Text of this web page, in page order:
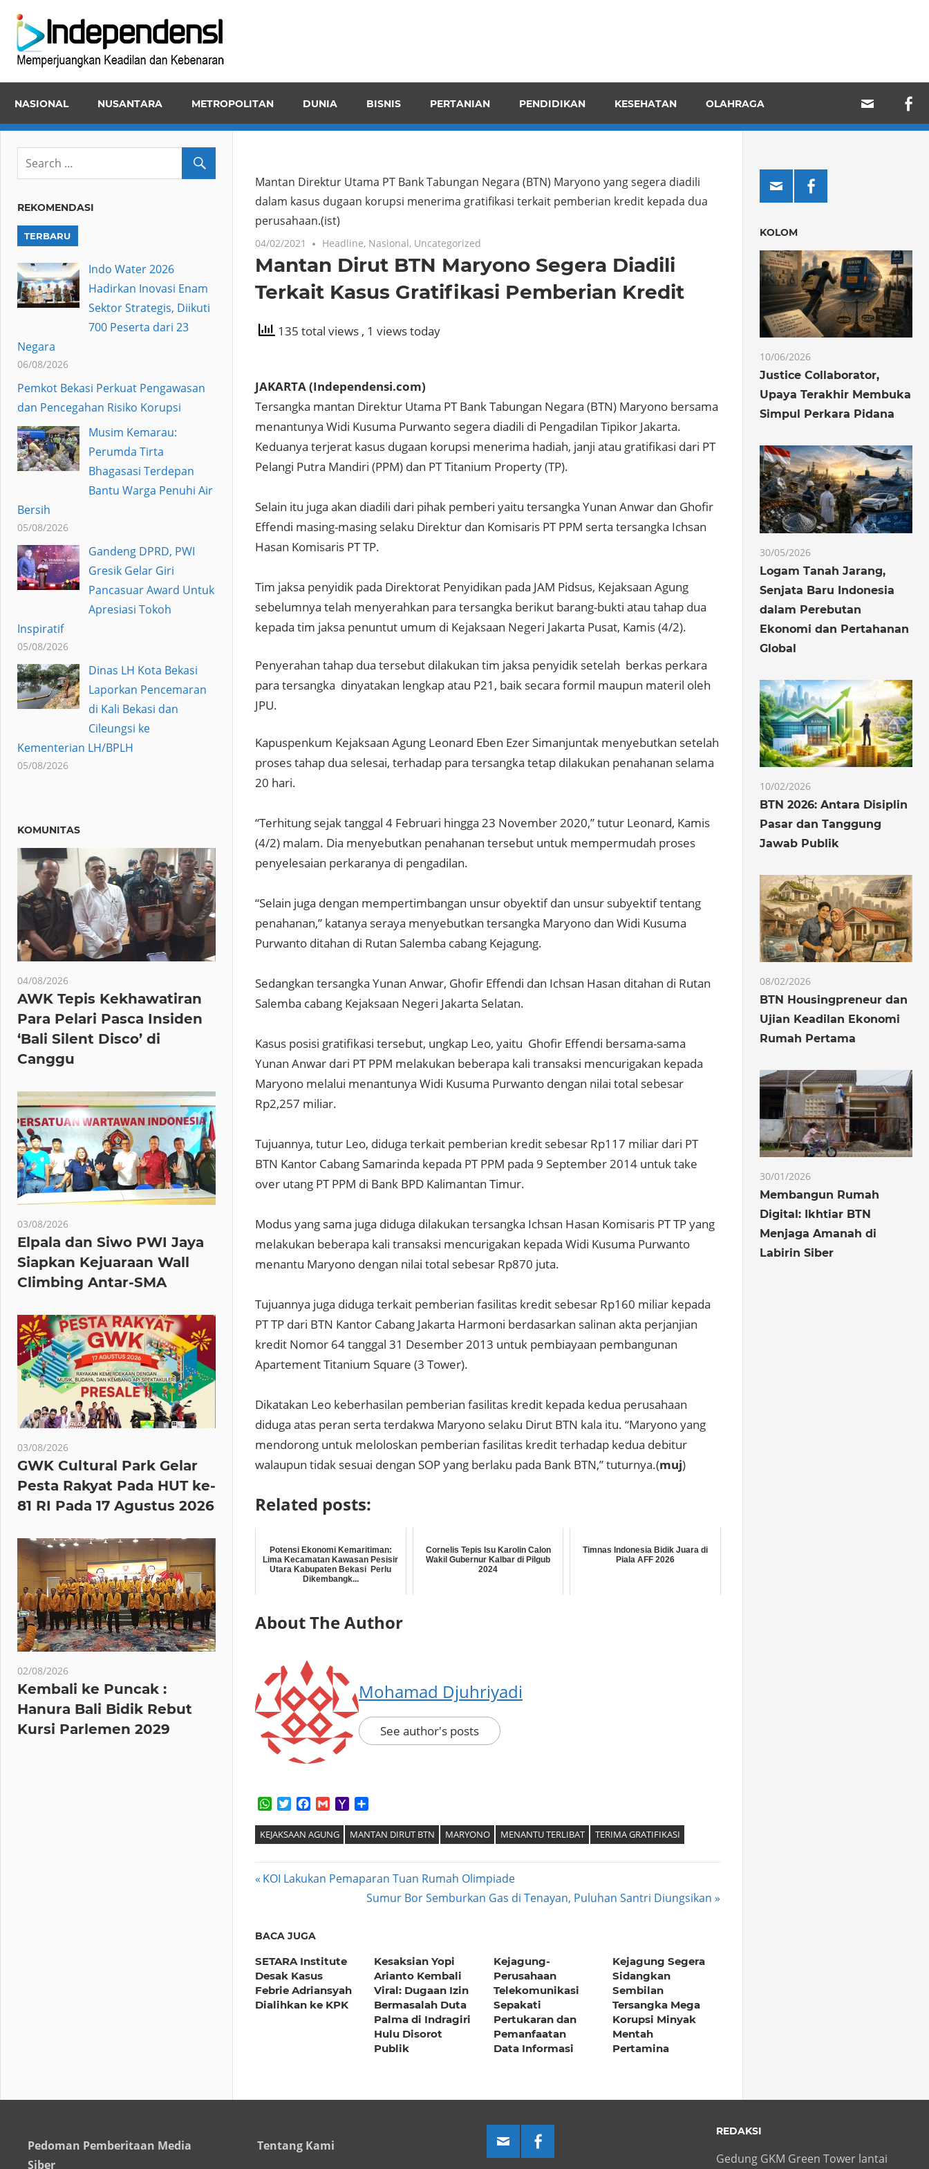
content
dan
NASIONAL NUSANTARA METROPOLITAN DUNIA BISNIS PERTANIAN PENDIDIKAN KESEHATAN OLAHRAGA
Mantan Direktur Utama PT Bank Tabungan Negara (BTN) Maryono yang segera diadili
dalam kasus dugaan korupsi menerima gratifikasi terkait pemberian kredit kepada dua
perusahaan.(ist)
04/02/2021 Headline, Nasional, Uncategorized
Mantan Dirut BTN Maryono Segera Diadili
Terkait Kasus Gratifikasi Pemberian Kredit
135 total views , 1 views today
JAKARTA (Independensi.com)
Tersangka mantan Direktur Utama PT Bank Tabungan Negara (BTN) Maryono bersama
menantunya Widi Kusuma Purwanto segera diadili di Pengadilan Tipikor Jakarta.
Keduanya terjerat kasus dugaan korupsi menerima hadiah, janji atau gratifikasi dari PT
Pelangi Putra Mandiri (PPM) dan PT Titanium Property (TP).
Selain itu juga akan diadili dari pihak pemberi yaitu tersangka Yunan Anwar dan Ghofir
Effendi masing-masing selaku Direktur dan Komisaris PT PPM serta tersangka Ichsan
Hasan Komisaris PT TP.
Tim jaksa penyidik pada Direktorat Penyidikan pada JAM Pidsus, Kejaksaan Agung
sebelumnya telah menyerahkan para tersangka berikut barang-bukti atau tahap dua
kepada tim jaksa penuntut umum di Kejaksaan Negeri Jakarta Pusat, Kamis (4/2).
Penyerahan tahap dua tersebut dilakukan tim jaksa penyidik setelah berkas perkara
para tersangka dinyatakan lengkap atau P21, baik secara formil maupun materil oleh
JPU.
Kapuspenkum Kejaksaan Agung Leonard Eben Ezer Simanjuntak menyebutkan setelah
proses tahap dua selesai, terhadap para tersangka tetap dilakukan penahanan selama
20 hari.
“Terhitung sejak tanggal 4 Februari hingga 23 November 2020,” tutur Leonard, Kamis
(4/2) malam. Dia menyebutkan penahanan tersebut untuk mempermudah proses
penyelesaian perkaranya di pengadilan.
“Selain juga dengan mempertimbangan unsur obyektif dan unsur subyektif tentang
penahanan,” katanya seraya menyebutkan tersangka Maryono dan Widi Kusuma
Purwanto ditahan di Rutan Salemba cabang Kejagung.
Sedangkan tersangka Yunan Anwar, Ghofir Effendi dan Ichsan Hasan ditahan di Rutan
Salemba cabang Kejaksaan Negeri Jakarta Selatan.
Kasus posisi gratifikasi tersebut, ungkap Leo, yaitu Ghofir Effendi bersama-sama
Yunan Anwar dari PT PPM melakukan beberapa kali transaksi mencurigakan kepada
Maryono melalui menantunya Widi Kusuma Purwanto dengan nilai total sebesar
Rp2,257 miliar.
Tujuannya, tutur Leo, diduga terkait pemberian kredit sebesar Rp117 miliar dari PT
BTN Kantor Cabang Samarinda kepada PT PPM pada 9 September 2014 untuk take
over utang PT PPM di Bank BPD Kalimantan Timur.
Modus yang sama juga diduga dilakukan tersangka Ichsan Hasan Komisaris PT TP yang
melakukan beberapa kali transaksi mencurigakan kepada Widi Kusuma Purwanto
menantu Maryono dengan nilai total sebesar Rp870 juta.
Tujuannya juga diduga terkait pemberian fasilitas kredit sebesar Rp160 miliar kepada
PT TP dari BTN Kantor Cabang Jakarta Harmoni berdasarkan salinan akta perjanjian
kredit Nomor 64 tanggal 31 Desember 2013 untuk pembiayaan pembangunan
Apartement Titanium Square (3 Tower).
Dikatakan Leo keberhasilan pemberian fasilitas kredit kepada kedua perusahaan
diduga atas peran serta terdakwa Maryono selaku Dirut BTN kala itu. “Maryono yang
mendorong untuk meloloskan pemberian fasilitas kredit terhadap kedua debitur
walaupun tidak sesuai dengan SOP yang berlaku pada Bank BTN,” tuturnya.(muj)
Related posts:
Potensi Ekonomi Kemaritiman:
Lima Kecamatan Kawasan Pesisir
Utara Kabupaten Bekasi Perlu
Dikembangk...
Cornelis Tepis Isu Karolin Calon
Wakil Gubernur Kalbar di Pilgub
2024
Timnas Indonesia Bidik Juara di
Piala AFF 2026
About The Author
Mohamad Djuhriyadi
See author's posts
WhatsApp
TwitterFacebook
GmailYahoo
KEJAKSAAN AGUNG MANTAN DIRUT BTN MARYONO MENANTU TERLIBAT TERIMA GRATIFIKASI
Post
Previous
KOI Lakukan Pemaparan Tuan Rumah Olimpiade
Next
Sumur Bor Semburkan Gas di Tenayan, Puluhan Santri Diungsikan
BACA JUGA
SETARA Institute
Desak Kasus
Febrie Adriansyah
Dialihkan ke KPK
Kesaksian Yopi
Arianto Kembali
Viral: Dugaan Izin
Bermasalah Duta
Palma di Indragiri
Hulu Disorot
Publik
Kejagung-
Perusahaan
Telekomunikasi
Sepakati
Pertukaran dan
Pemanfaatan
Data Informasi
Kejagung Segera
Sidangkan
Sembilan
Tersangka Mega
Korupsi Minyak
Mentah
Pertamina
REKOMENDASI
TERBARU
Indo Water 2026
Hadirkan Inovasi Enam
Sektor Strategis, Diikuti
700 Peserta dari 23
Negara
06/08/2026
Pemkot Bekasi Perkuat Pengawasan
dan Pencegahan Risiko Korupsi
Musim Kemarau:
Perumda Tirta
Bhagasasi Terdepan
Bantu Warga Penuhi Air
Bersih
05/08/2026
Gandeng DPRD, PWI
Gresik Gelar Giri
Pancasuar Award Untuk
Apresiasi Tokoh
Inspiratif
05/08/2026
Dinas LH Kota Bekasi
Laporkan Pencemaran
di Kali Bekasi dan
Cileungsi ke
Kementerian LH/BPLH
05/08/2026
KOMUNITAS
04/08/2026
AWK Tepis Kekhawatiran
Para Pelari Pasca Insiden
‘Bali Silent Disco’ di
Canggu
03/08/2026
Elpala dan Siwo PWI Jaya
Siapkan Kejuaraan Wall
Climbing Antar-SMA
03/08/2026
GWK Cultural Park Gelar
Pesta Rakyat Pada HUT ke-
81 RI Pada 17 Agustus 2026
02/08/2026
Kembali ke Puncak :
Hanura Bali Bidik Rebut
Kursi Parlemen 2029
KOLOM
10/06/2026
Justice Collaborator,
Upaya Terakhir Membuka
Simpul Perkara Pidana
30/05/2026
Logam Tanah Jarang,
Senjata Baru Indonesia
dalam Perebutan
Ekonomi dan Pertahanan
Global
10/02/2026
BTN 2026: Antara Disiplin
Pasar dan Tanggung
Jawab Publik
08/02/2026
BTN Housingpreneur dan
Ujian Keadilan Ekonomi
Rumah Pertama
30/01/2026
Membangun Rumah
Digital: Ikhtiar BTN
Menjaga Amanah di
Labirin Siber
Pedoman Pemberitaan Media
Siber
Tentang Kami
REDAKSI
Gedung GKM Green Tower lantai